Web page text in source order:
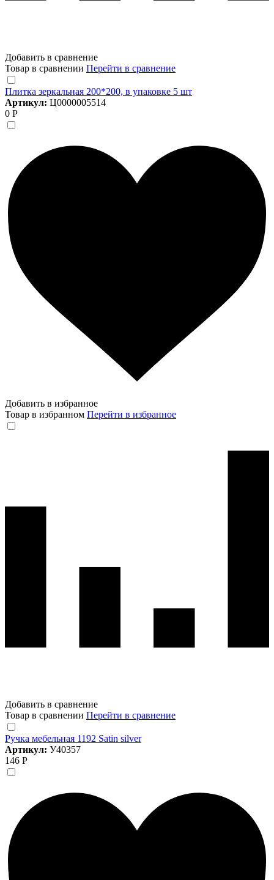
Добавить в сравнение
Товар в сравнении Перейти в сравнение
Плитка зеркальная 200*200, в упаковке 5 шт
Артикул: Ц0000005514
0 Р
Добавить в избранное
Товар в избранном Перейти в избранное
Добавить в сравнение
Товар в сравнении Перейти в сравнение
Ручка мебельная 1192 Satin silver
Артикул: У40357
146 Р